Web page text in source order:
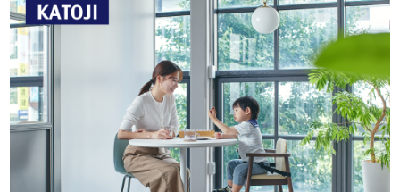
お問い合わせ
お知らせ
チャイルドシートユーザー登録